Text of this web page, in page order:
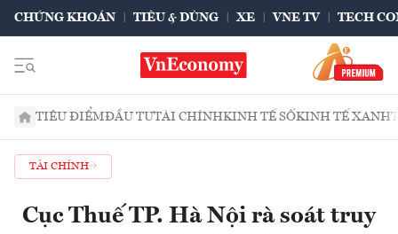
CHỨNG KHOÁN TIÊU & DÙNG XE VNE TV TECH
TIÊU ĐIỂMĐẦU TƯTÀI CHÍNHKINH TẾ SỐKINH TẾ XANH
TÀI CHÍNH
Cục Thuế TP. Hà Nội rà soát truy